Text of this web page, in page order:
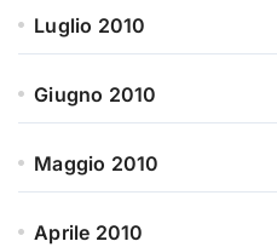
Luglio 2010
Giugno 2010
Maggio 2010
Aprile 2010